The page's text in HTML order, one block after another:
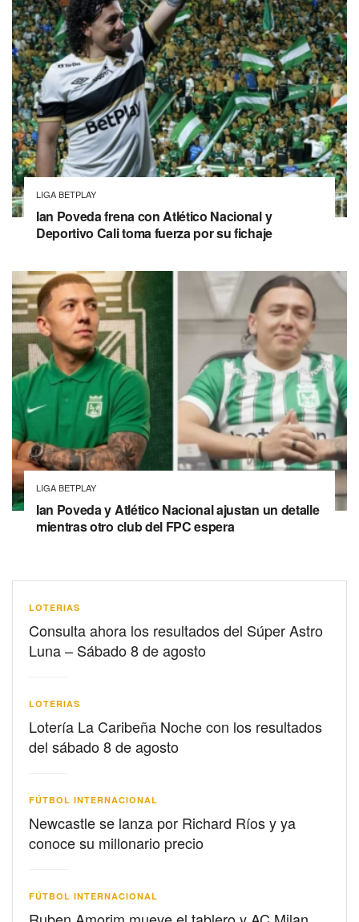
LIGA BETPLAY
Ian Poveda frena con Atlético Nacional y
Deportivo Cali toma fuerza por su fichaje
LIGA BETPLAY
Ian Poveda y Atlético Nacional ajustan un detalle
mientras otro club del FPC espera
LOTERIAS
Consulta ahora los resultados del Súper Astro
Luna – Sábado 8 de agosto
LOTERIAS
Lotería La Caribeña Noche con los resultados
del sábado 8 de agosto
FÚTBOL INTERNACIONAL
Newcastle se lanza por Richard Ríos y ya
conoce su millonario precio
FÚTBOL INTERNACIONAL